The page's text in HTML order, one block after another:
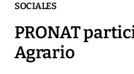
SOCIALES
PRONAT
Agrario